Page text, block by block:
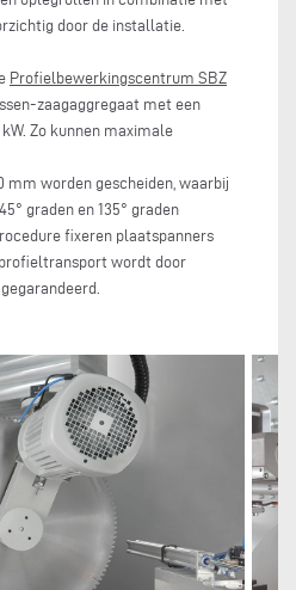
door de installatie.
Profielbewerkingscentrum SBZ
zaagaggregaat met een
Zo kunnen maximale
mm worden gescheiden, waarbij
graden en 135° graden
fixeren plaatspanners
wordt door